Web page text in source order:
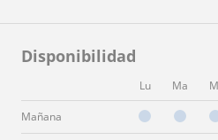
Disponibilidad
Lu Ma
Mañana